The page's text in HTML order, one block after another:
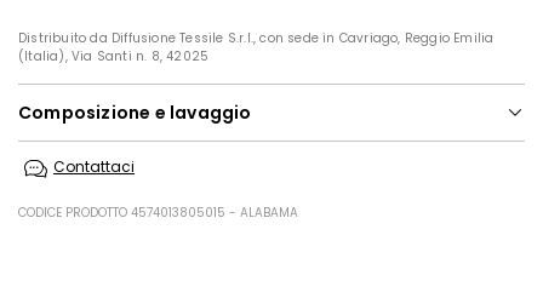
Distribuito da Diffusione Tessile S.r.l., con sede in Cavriago, Reggio Emilia
(Italia), Via Santi n. 8, 42025
Composizione e lavaggio
asciugare in tamburo; asciugare appeso in ombra; ferro tiepido max
Contattaci
CODICE PRODOTTO 4574013805015 - ALABAMA